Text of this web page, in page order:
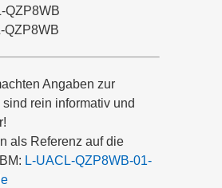
QZP8WB
QZP8WB
Angaben zur
rein informativ und
als Referenz auf die
L-UACL-QZP8WB-01-